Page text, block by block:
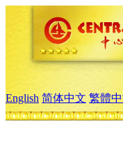
English 简体中文 繁體